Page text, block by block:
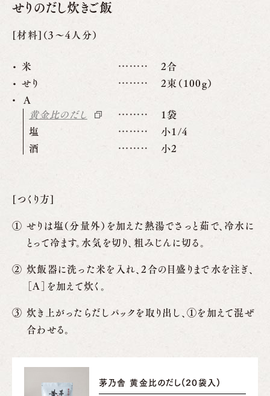
せりのだし炊きご飯
[材料]（3〜4人分）
米
2合
せり
2束（100g）
A
黄金比のだし
1袋
塩
小1/4
酒
小2
[つくり方]
せりは塩（分量外）を加えた熱湯でさっと茹で、冷水に
とって冷ます。水気を切り、粗みじんに切る。
炊飯器に洗った米を入れ、2合の目盛りまで水を注ぎ、
［A］を加えて炊く。
炊き上がったらだしパックを取り出し、①を加えて混ぜ
合わせる。
茅乃舎 黄金比のだし(20袋入)